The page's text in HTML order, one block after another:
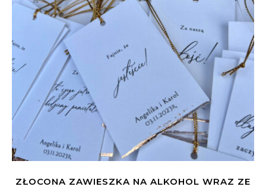
ZŁOCONA ZAWIESZKA NA ALKOHOL WRAZ ZE